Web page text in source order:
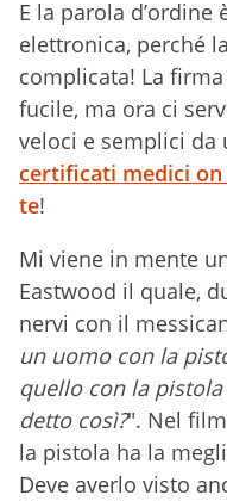
E la parola d’ordine
elettronica, perché
complicata! La
fucile, ma ora ci
veloci e semplici da
certificati medici
te!
Mi viene in mente
Eastwood il quale,
nervi con il
un uomo con la
quello con la
detto così?". Nel
la pistola ha la
Deve averlo visto